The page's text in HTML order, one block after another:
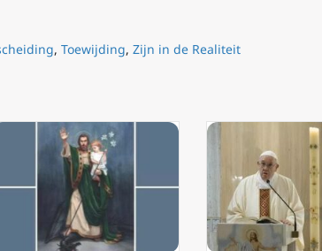
, Toewijding, Zijn in de Realiteit